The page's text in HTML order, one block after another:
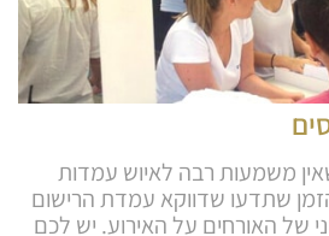
משמעות רבה לאיוש עמדות
שתדעו שדווקא עמדת הרישום
של האורחים על האירוע. יש לכם